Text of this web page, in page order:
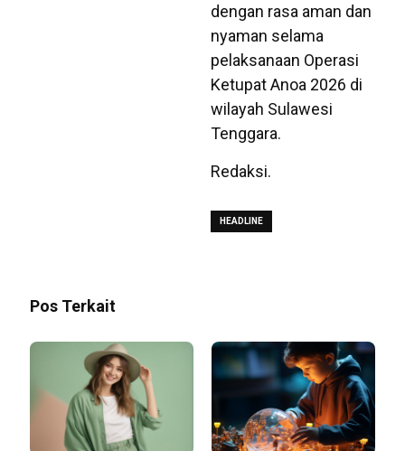
dengan rasa aman dan
nyaman selama
pelaksanaan Operasi
Ketupat Anoa 2026 di
wilayah Sulawesi
Tenggara.
Redaksi.
HEADLINE
Pos Terkait